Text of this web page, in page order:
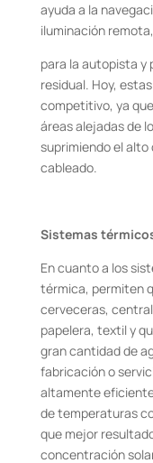
ayuda a la
iluminación
para la autopista y
residual. Hoy,
competitivo, ya
áreas alejadas de
suprimiendo el
cableado.
Sistemas
En cuanto a los
térmica, permiten
cerveceras,
papelera, textil y
gran cantidad de
fabricación o
altamente
de temperaturas
que mejor
concentración